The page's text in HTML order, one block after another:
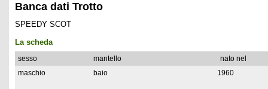
Banca dati Trotto
SPEEDY SCOT
La scheda
sesso mantello
nato nel
maschio
baio 1960